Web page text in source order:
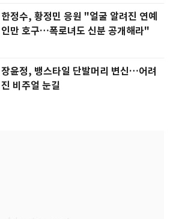
한정수, 황정민 응원 "얼굴 알려진 연예
인만 호구…폭로녀도 신분 공개해라"
장윤정, 뱅스타일 단발머리 변신…어려
진 비주얼 눈길